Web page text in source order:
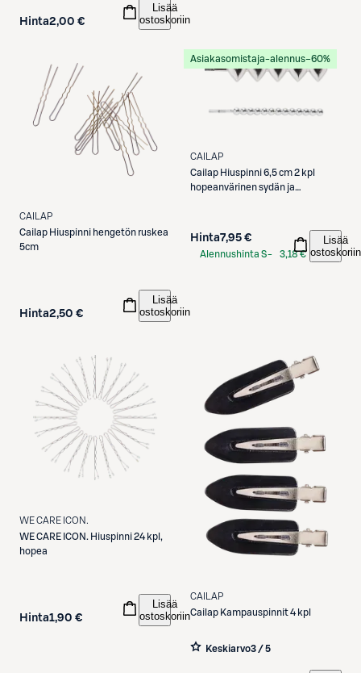
Hinta2,00 €
Lisää
ostoskoriin
CAILAP
Cailap Hiuspinni hengetön ruskea
5cm
Hinta2,50 €
Lisää
ostoskoriin
Asiakasomistaja-alennus−60%
CAILAP
Cailap Hiuspinni 6,5 cm 2 kpl
hopeanvärinen sydän ja
Hinta7,95 €
Alennushinta S-
3,18 €
Lisää
ostoskoriin
WE CARE ICON.
WE CARE ICON. Hiuspinni 24 kpl,
hopea
Hinta1,90 €
Lisää
ostoskoriin
CAILAP
Cailap Kampauspinnit 4 kpl
Keskiarvo3 / 5